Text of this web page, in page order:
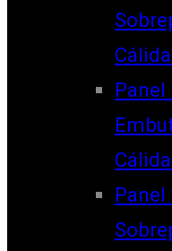
Panel
Panel